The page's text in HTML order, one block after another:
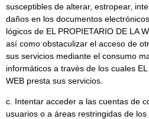
susceptibles de alterar, estropear,
daños en los documentos
lógicos de EL PROPIETARIO DE LA
así como obstaculizar el acceso de
sus servicios mediante el consumo
informáticos a través de los cuales
WEB presta sus servicios.
c. Intentar acceder a las cuentas de
usuarios o a áreas restringidas de los